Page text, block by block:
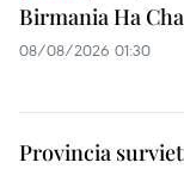
Birmania Ha
08/08/2026 01:30
Provincia